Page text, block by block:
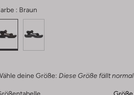
: Braun
deine Größe: Diese Größe fällt